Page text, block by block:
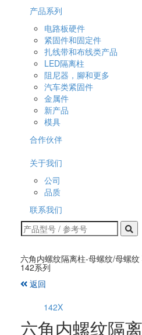
产品系列
电路板硬件
紧固件和固定件
扎线带和布线类产品
LED隔离柱
阻尼器，腳和更多
汽车类紧固件
金属件
新产品
模具
合作伙伴
关于我们
公司
品质
联系我们
六角内螺纹隔离柱-母螺纹/母螺
142系列
返回
142X
六角内螺纹隔